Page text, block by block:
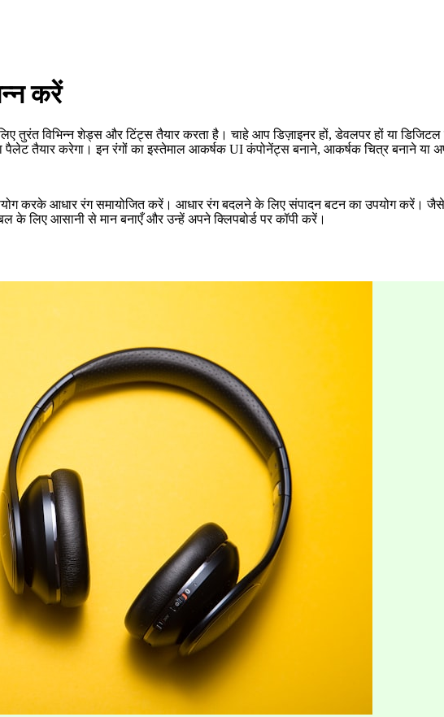
करें
तुरंत विभिन्न शेड्स और टिंट्स तैयार करता है। चाहे आप डिज़ाइनर हों, डेवलपर हों या
तैयार करेगा। इन रंगों का इस्तेमाल आकर्षक UI कंपोनेंट्स बनाने, आकर्षक चित्र बनाने या
करके आधार रंग समायोजित करें। आधार रंग बदलने के लिए संपादन बटन का उपयोग करें। जैसे
के लिए आसानी से मान बनाएँ और उन्हें अपने क्लिपबोर्ड पर कॉपी करें।